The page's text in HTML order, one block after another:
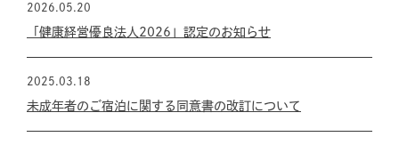
2026.05.20
「健康経営優良法人2026」認定のお知らせ
2025.03.18
未成年者のご宿泊に関する同意書の改訂について